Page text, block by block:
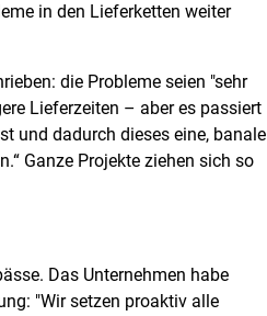
in den Lieferketten weiter
die Probleme seien "sehr
Lieferzeiten – aber es passiert
und dadurch dieses eine, banale
Ganze Projekte ziehen sich so
Das Unternehmen habe
"Wir setzen proaktiv alle